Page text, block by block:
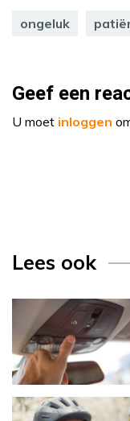
ongeluk
Geef een
U moet inloggen
Lees ook